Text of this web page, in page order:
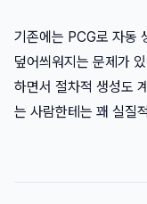
기존에는 PCG로 자동
덮어씌워지는 문제가
하면서 절차적 생성도
는 사람한테는 꽤 실질